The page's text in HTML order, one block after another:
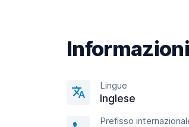
Lingue
Inglese
Prefisso